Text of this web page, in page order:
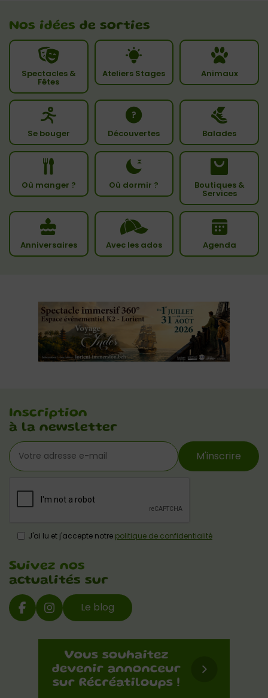
Nos idées de sorties
Spectacles &
Fêtes
Ateliers Stages Animaux
Se bouger Découvertes Balades
Où manger ? Où dormir ? Boutiques &
Services
Anniversaires Avec les ados Agenda
Inscription
à la newsletter
M'inscrire
J'ai lu et j'accepte notre politique de confidentialité
Suivez nos
actualités sur
Le blog